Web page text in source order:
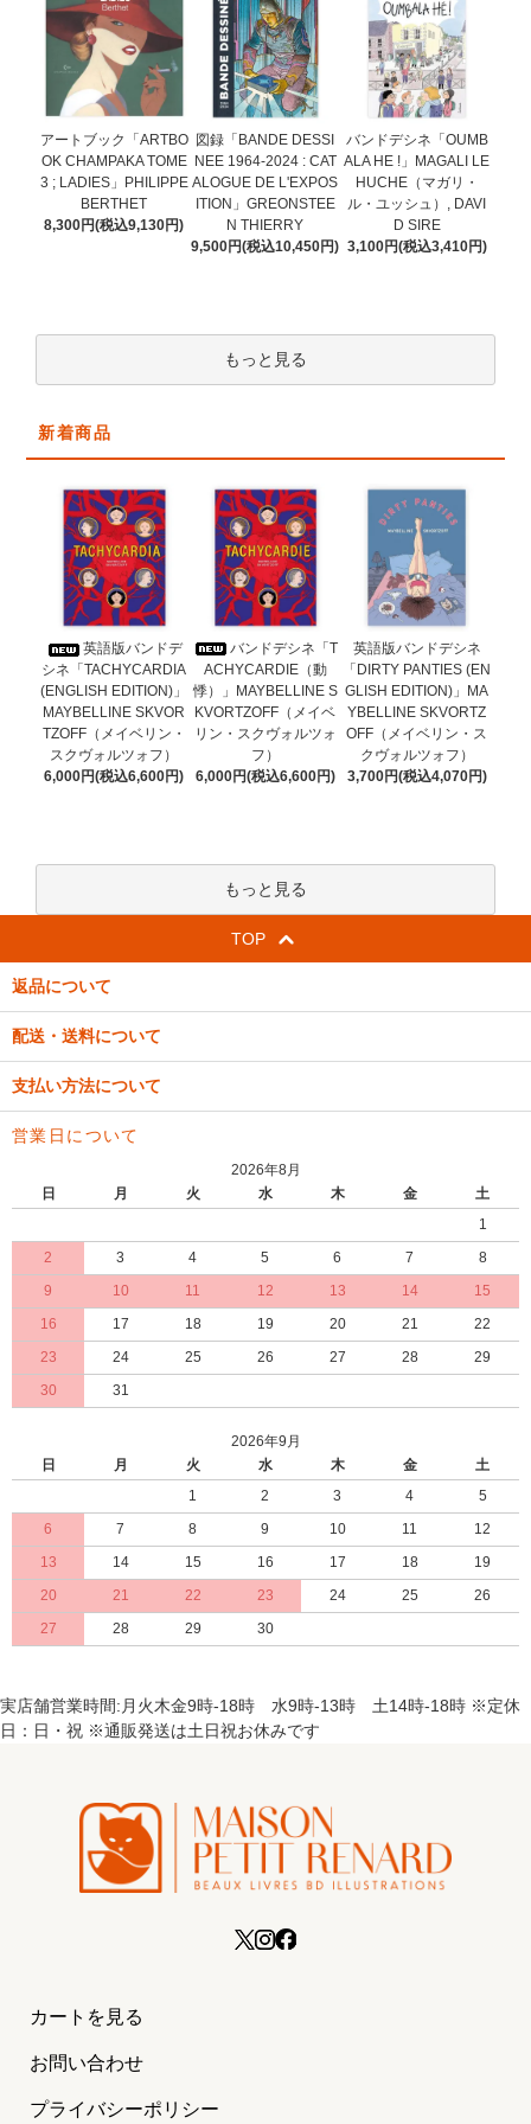
アートブック「ARTBO
OK CHAMPAKA TOME
3 ; LADIES」PHILIPPE
BERTHET
8,300円(税込9,130円)
図録「BANDE DESSI
NEE 1964-2024 : CAT
ALOGUE DE L'EXPOS
ITION」GREONSTEE
N THIERRY
9,500円(税込10,450円)
バンドデシネ「OUMB
ALA HE !」MAGALI LE
HUCHE（マガリ・
ル・ユッシュ）, DAVI
D SIRE
3,100円(税込3,410円)
もっと見る
新着商品
英語版バンドデ
シネ「TACHYCARDIA
(ENGLISH EDITION)」
MAYBELLINE SKVOR
TZOFF（メイベリン・
スクヴォルツォフ）
6,000円(税込6,600円)
バンドデシネ「T
ACHYCARDIE（動
悸）」MAYBELLINE S
KVORTZOFF（メイベ
リン・スクヴォルツォ
フ）
6,000円(税込6,600円)
英語版バンドデシネ
「DIRTY PANTIES (EN
GLISH EDITION)」MA
YBELLINE SKVORTZ
OFF（メイベリン・ス
クヴォルツォフ）
3,700円(税込4,070円)
もっと見る
TOP
返品について
配送・送料について
支払い方法について
営業日について
2026年8月
日
月 火 水 木 金
土
1
2
3 4 5 6 7
8
9
10 11 12 13 14
15
16
17 18 19 20 21
22
23
24 25 26 27 28
29
30
31
2026年9月
日
月 火 水 木 金
土
1
2 3 4
5
6
7 8 9 10 11
12
13
14 15 16 17 18
19
20
21 22 23 24 25
26
27
28 29 30
実店舗営業時間:月火木金9時-18時 水9時-13時 土14時-18時 ※定休
日：日・祝 ※通販発送は土日祝お休みです
カートを見る
お問い合わせ
プライバシーポリシー